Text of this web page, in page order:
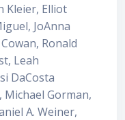
Kleier, Elliot
JoAnna
Ronald
Leah
DaCosta
Michael Gorman,
A. Weiner,